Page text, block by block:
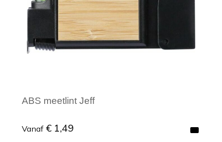
ABS meetlint Jeff
Vanaf € 1,49